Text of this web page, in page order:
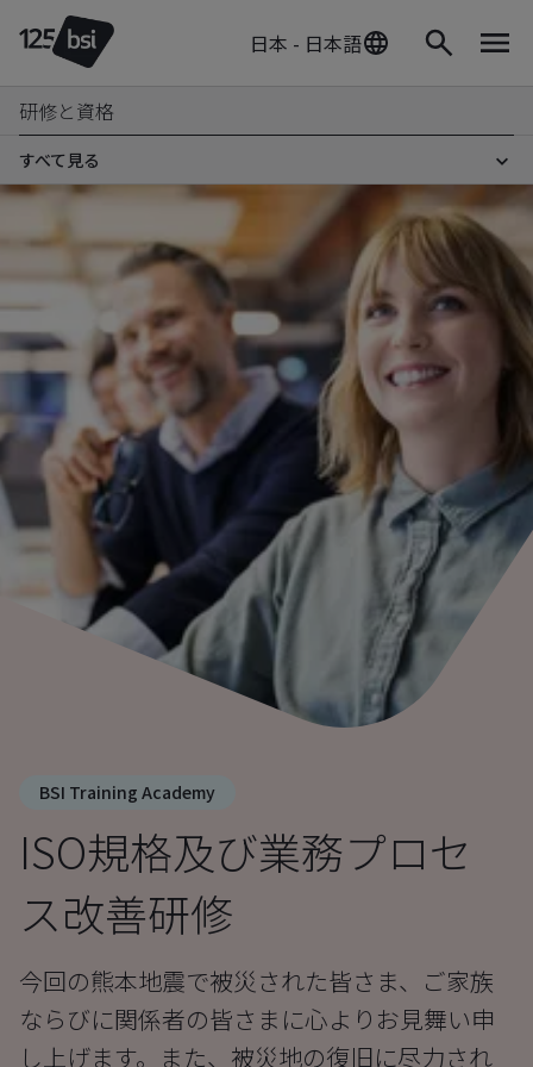
日本 - 日本語
研修と資格
すべて見る
BSI Training Academy
ISO規格及び業務プロセ
ス改善研修
今回の熊本地震で被災された皆さま、ご家族
ならびに関係者の皆さまに心よりお見舞い申
し上げます。また、被災地の復旧に尽力され